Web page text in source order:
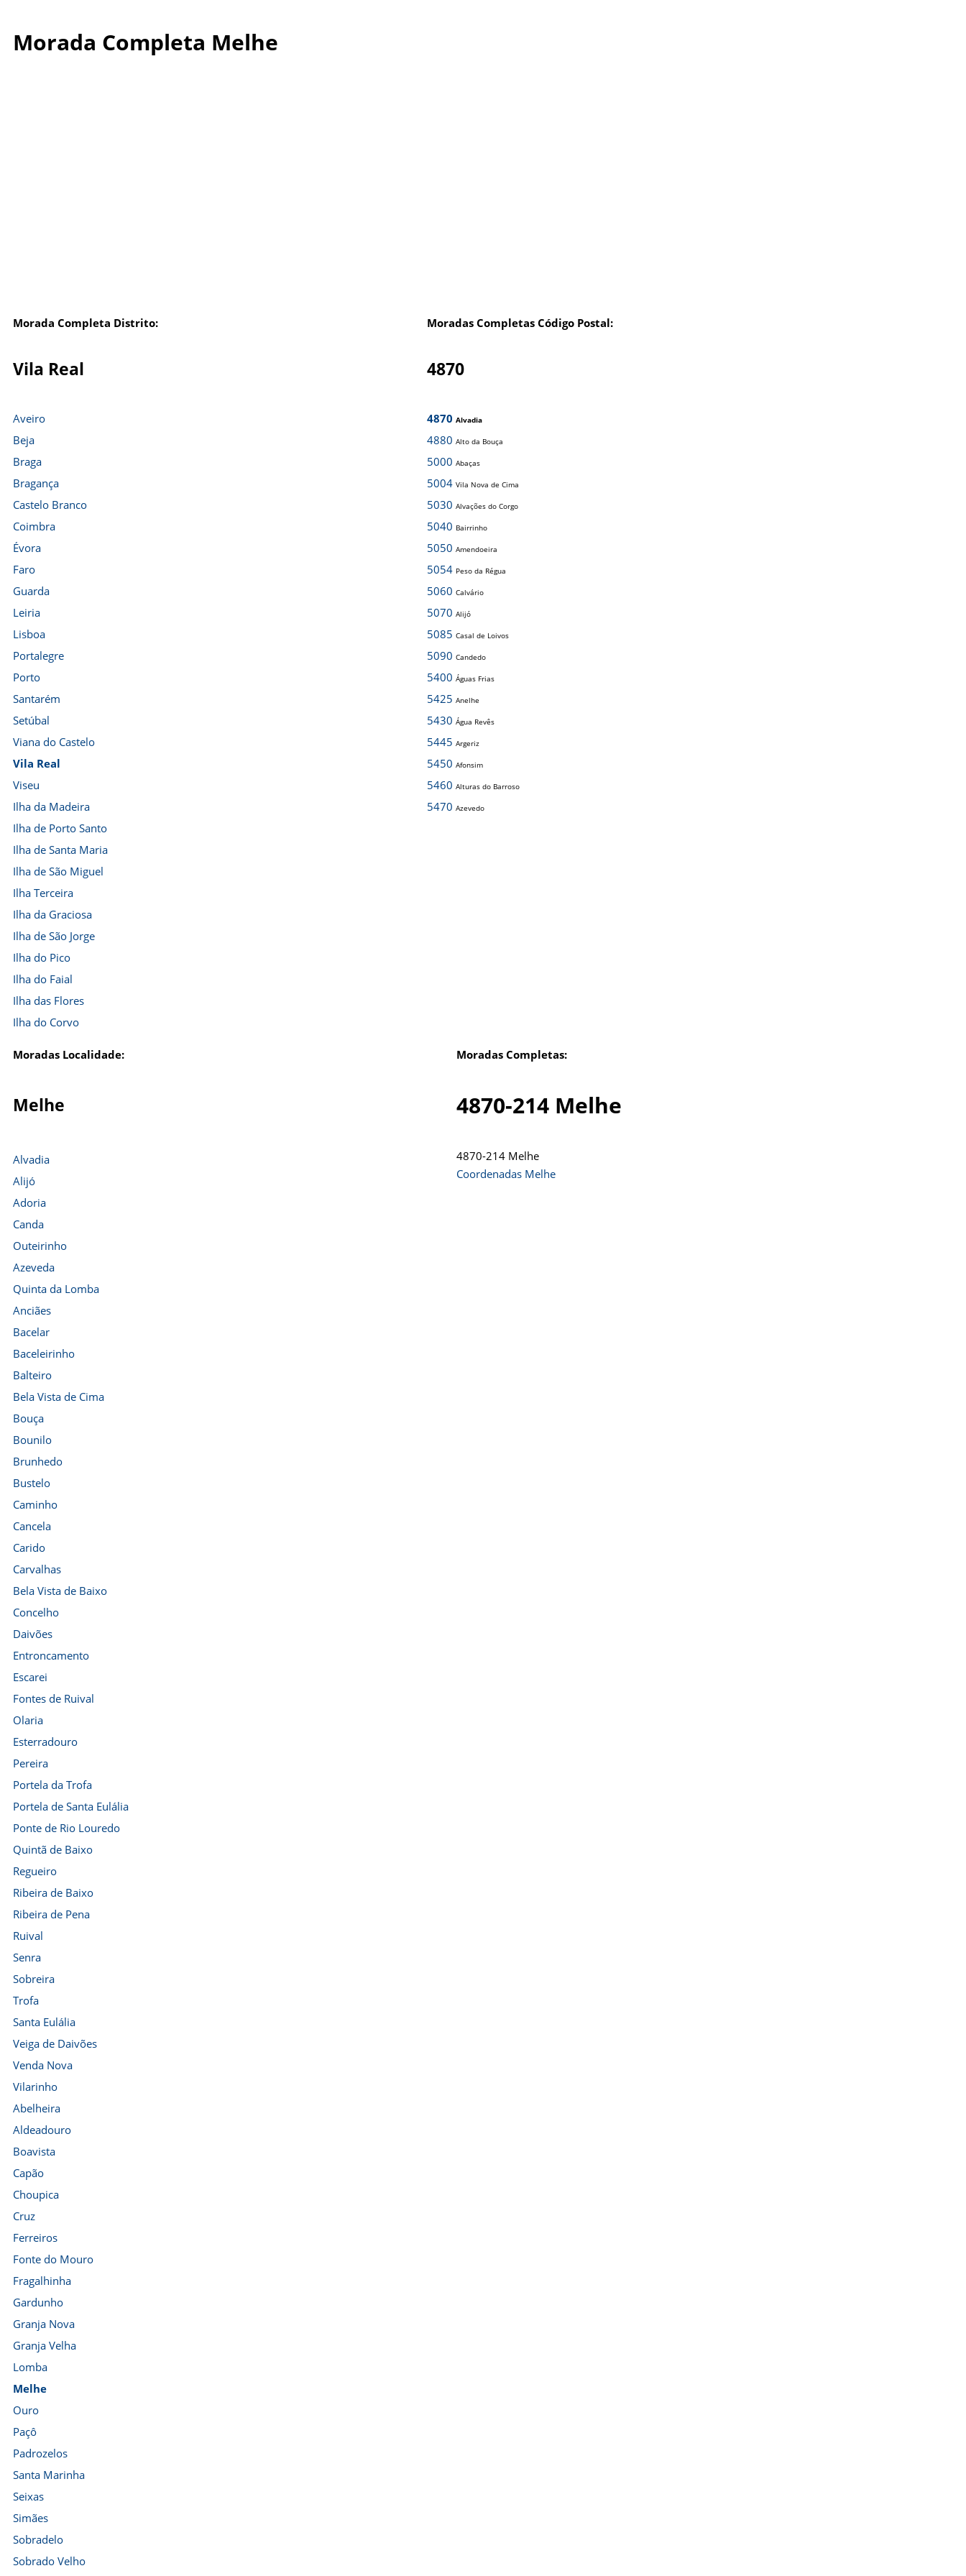
Morada Completa Melhe
Morada Completa Distrito: Moradas Completas Código Postal:
Vila Real 4870
Aveiro
Beja
Braga
Bragança
Castelo Branco
Coimbra
Évora
Faro
Guarda
Leiria
Lisboa
Portalegre
Porto
Santarém
Setúbal
Viana do Castelo
Vila Real
Viseu
Ilha da Madeira
Ilha de Porto Santo
Ilha de Santa Maria
Ilha de São Miguel
Ilha Terceira
Ilha da Graciosa
Ilha de São Jorge
Ilha do Pico
Ilha do Faial
Ilha das Flores
Ilha do Corvo
4870 Alvadia
4880 Alto da Bouça
5000 Abaças
5004 Vila Nova de Cima
5030 Alvações do Corgo
5040 Bairrinho
5050 Amendoeira
5054 Peso da Régua
5060 Calvário
5070 Alijó
5085 Casal de Loivos
5090 Candedo
5400 Águas Frias
5425 Anelhe
5430 Água Revês
5445 Argeriz
5450 Afonsim
5460 Alturas do Barroso
5470 Azevedo
Moradas Localidade: Moradas Completas:
Melhe 4870-214 Melhe
Alvadia
Alijó
Adoria
Canda
Outeirinho
Azeveda
Quinta da Lomba
Anciães
Bacelar
Baceleirinho
Balteiro
Bela Vista de Cima
Bouça
Bounilo
Brunhedo
Bustelo
Caminho
Cancela
Carido
Carvalhas
Bela Vista de Baixo
Concelho
Daivões
Entroncamento
Escarei
Fontes de Ruival
Olaria
Esterradouro
Pereira
Portela da Trofa
Portela de Santa Eulália
Ponte de Rio Louredo
Quintã de Baixo
Regueiro
Ribeira de Baixo
Ribeira de Pena
Ruival
Senra
Sobreira
Trofa
Santa Eulália
Veiga de Daivões
Venda Nova
Vilarinho
Abelheira
Aldeadouro
Boavista
Capão
Choupica
Cruz
Ferreiros
Fonte do Mouro
Fragalhinha
Gardunho
Granja Nova
Granja Velha
Lomba
Melhe
Ouro
Paçô
Padrozelos
Santa Marinha
Seixas
Simães
Sobradelo
Sobrado Velho
4870-214 Melhe
Coordenadas Melhe